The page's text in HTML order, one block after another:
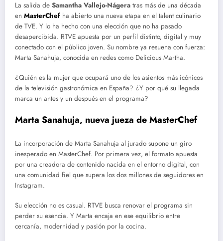
La salida de Samantha Vallejo-Nágera tras más de una década
en MasterChef ha abierto una nueva etapa en el talent culinario
de TVE. Y lo ha hecho con una elección que no ha pasado
desapercibida. RTVE apuesta por un perfil distinto, digital y muy
conectado con el público joven. Su nombre ya resuena con fuerza:
Marta Sanahuja, conocida en redes como Delicious Martha.
¿Quién es la mujer que ocupará uno de los asientos más icónicos
de la televisión gastronómica en España? ¿Y por qué su llegada
marca un antes y un después en el programa?
Marta Sanahuja, nueva jueza de MasterChef
La incorporación de Marta Sanahuja al jurado supone un giro
inesperado en MasterChef. Por primera vez, el formato apuesta
por una creadora de contenido nacida en el entorno digital, con
una comunidad fiel que supera los dos millones de seguidores en
Instagram.
Su elección no es casual. RTVE busca renovar el programa sin
perder su esencia. Y Marta encaja en ese equilibrio entre
cercanía, modernidad y pasión por la cocina.